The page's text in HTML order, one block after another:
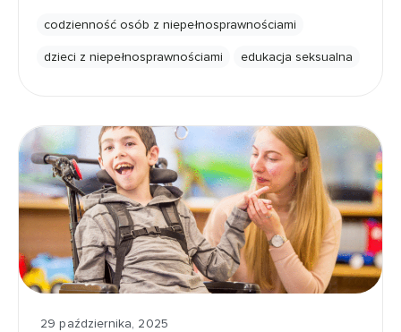
codzienność osób z niepełnosprawnościami
dzieci z niepełnosprawnościami edukacja seksualna
29 października, 2025